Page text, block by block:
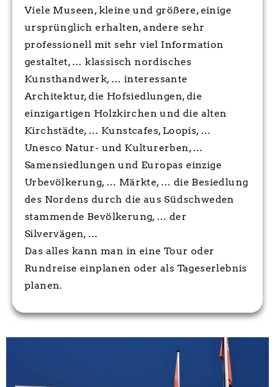
Viele Museen, kleine und größere, einige
ursprünglich erhalten, andere sehr
professionell mit sehr viel Information
gestaltet, … klassisch nordisches
Kunsthandwerk, … interessante
Architektur, die Hofsiedlungen, die
einzigartigen Holzkirchen und die alten
Kirchstädte, … Kunstcafes, Loopis, …
Unesco Natur- und Kulturerben, …
Samensiedlungen und Europas einzige
Urbevölkerung, … Märkte, … die Besiedlung
des Nordens durch die aus Südschweden
stammende Bevölkerung, … der
Silvervägen, …
Das alles kann man in eine Tour oder
Rundreise einplanen oder als Tageserlebnis
planen.